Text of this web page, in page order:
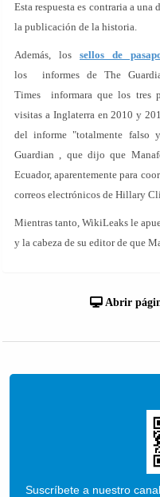
Esta respuesta es contraria a
la publicación de la historia.
Además, los sellos de
los informes de The
Times informara que los tres
visitas a Inglaterra en 2010 y
del informe "totalmente falso
Guardian , que dijo que
Ecuador, aparentemente para
correos electrónicos de Hillary
Mientras tanto, WikiLeaks le
y la cabeza de su editor de que
Abrir
Suscríbete a nuestro